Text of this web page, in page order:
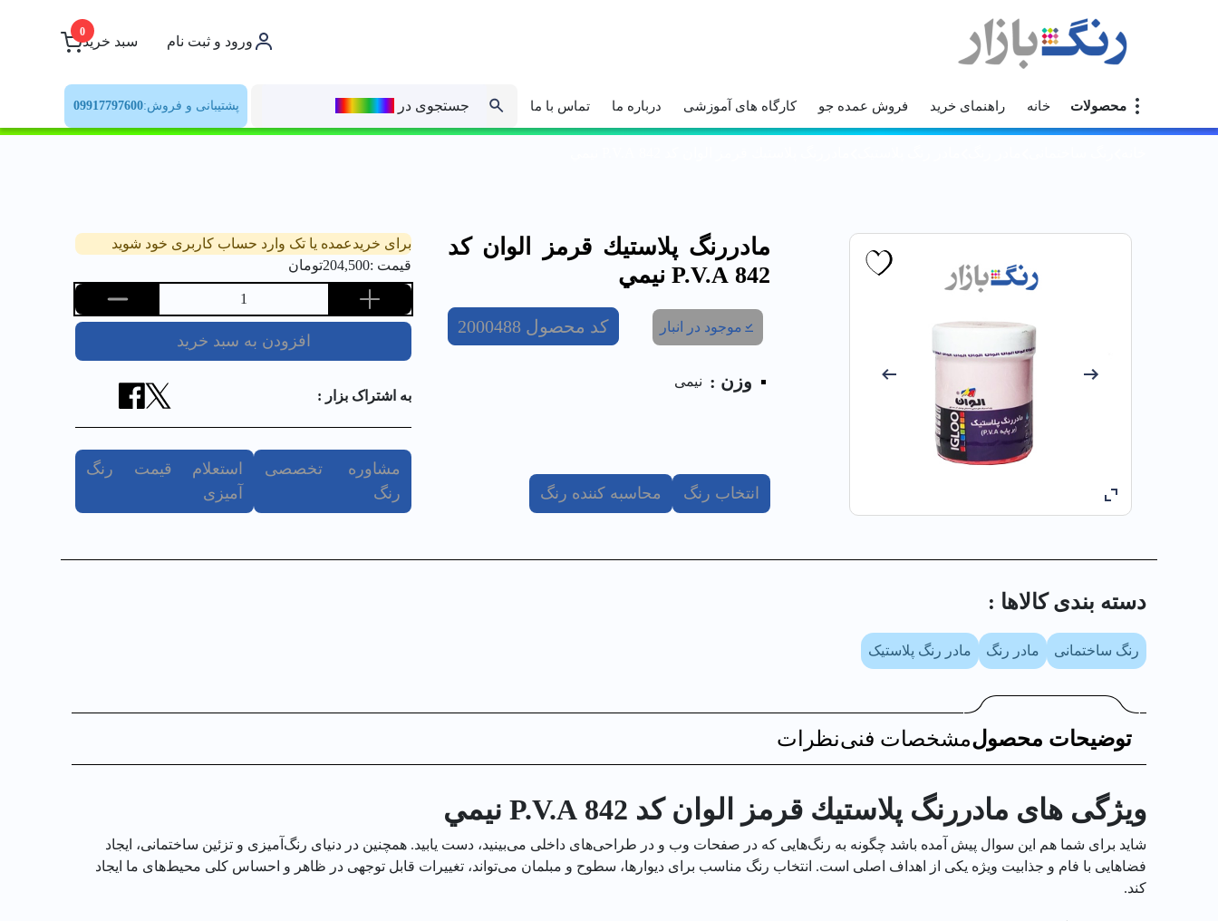
ورود و ثبت نام سبد خرید
0
محصولات خانه راهنمای خرید فروش عمده جو کارگاه های آموزشی درباره ما تماس با ما جستجوی در پشتیبانی و فروش:09917797600
مادررنگ پلاستيك قرمز الوان کد
842 P.V.A نيمي
موجود در انبار کد محصول 2000488
وزن : نیمی
انتخاب رنگ محاسبه کننده رنگ
برای خریدعمده یا تک وارد حساب کاربری خود شوید
قیمت :204,500تومان
1
افزودن به سبد خرید
به اشتراک بزار :
مشاوره تخصصی
رنگ
استعلام قیمت رنگ
آمیزی
دسته بندی کالا‌ها :
رنگ ساختمانی مادر رنگ مادر رنگ پلاستیک
توضیحات محصولمشخصات فنینظرات
ویژگی های مادررنگ پلاستيك قرمز الوان کد 842 P.V.A نيمي
شاید برای شما هم این سوال پیش آمده باشد چگونه به رنگ‌هایی که در صفحات وب و در طراحی‌های داخلی می‌بینید، دست یابید. همچنین در دنیای رنگ‌آمیزی و تزئین ساختمانی، ایجاد
فضاهایی با فام و جذابیت ویژه یکی از اهداف اصلی است. انتخاب رنگ مناسب برای دیوارها، سطوح و مبلمان می‌تواند، تغییرات قابل توجهی در ظاهر و احساس کلی محیط‌های ما ایجاد
کند.